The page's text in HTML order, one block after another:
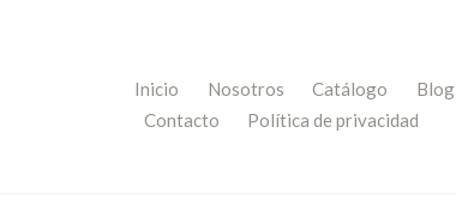
Inicio Nosotros Catálogo
Blog
Contacto
Política de privacidad